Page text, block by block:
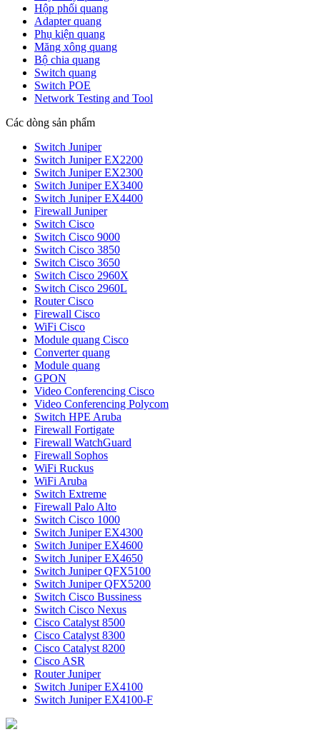
Hộp phối quang
Adapter quang
Phụ kiện quang
Măng xông quang
Bộ chia quang
Switch quang
Switch POE
Network Testing and Tool
Các dòng sản phẩm
Switch Juniper
Switch Juniper EX2200
Switch Juniper EX2300
Switch Juniper EX3400
Switch Juniper EX4400
Firewall Juniper
Switch Cisco
Switch Cisco 9000
Switch Cisco 3850
Switch Cisco 3650
Switch Cisco 2960X
Switch Cisco 2960L
Router Cisco
Firewall Cisco
WiFi Cisco
Module quang Cisco
Converter quang
Module quang
GPON
Video Conferencing Cisco
Video Conferencing Polycom
Switch HPE Aruba
Firewall Fortigate
Firewall WatchGuard
Firewall Sophos
WiFi Ruckus
WiFi Aruba
Switch Extreme
Firewall Palo Alto
Switch Cisco 1000
Switch Juniper EX4300
Switch Juniper EX4600
Switch Juniper EX4650
Switch Juniper QFX5100
Switch Juniper QFX5200
Switch Cisco Bussiness
Switch Cisco Nexus
Cisco Catalyst 8500
Cisco Catalyst 8300
Cisco Catalyst 8200
Cisco ASR
Router Juniper
Switch Juniper EX4100
Switch Juniper EX4100-F